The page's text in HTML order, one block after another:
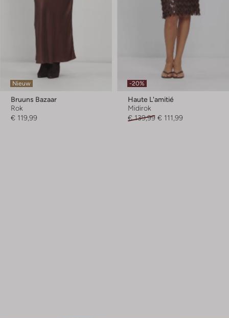
Nieuw
Bruuns Bazaar
Rok
€ 119,99
-20%
Haute L'amitié
Midirok
€ 139,99 € 111,99